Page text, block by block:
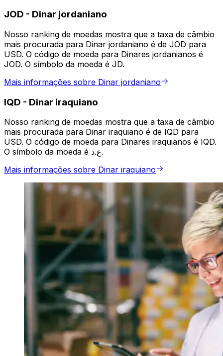
JOD - Dinar jordaniano
Nosso ranking de moedas mostra que a taxa de câmbio
mais procurada para Dinar jordaniano é de JOD para
USD. O código de moeda para Dinares jordanianos é
JOD. O símbolo da moeda é JD.
Mais informações sobre Dinar jordaniano
IQD - Dinar iraquiano
Nosso ranking de moedas mostra que a taxa de câmbio
mais procurada para Dinar iraquiano é de IQD para
USD. O código de moeda para Dinares iraquianos é IQD.
O símbolo da moeda é ع.د.
Mais informações sobre Dinar iraquiano